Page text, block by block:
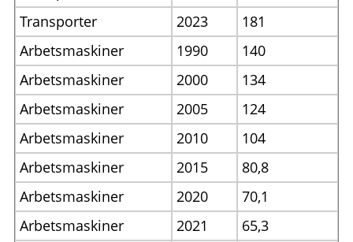
Transporter
2023
181
Arbetsmaskiner
1990
140
Arbetsmaskiner
2000
134
Arbetsmaskiner
2005
124
Arbetsmaskiner
2010
104
Arbetsmaskiner
2015
80,8
Arbetsmaskiner
2020
70,1
Arbetsmaskiner
2021 65,3